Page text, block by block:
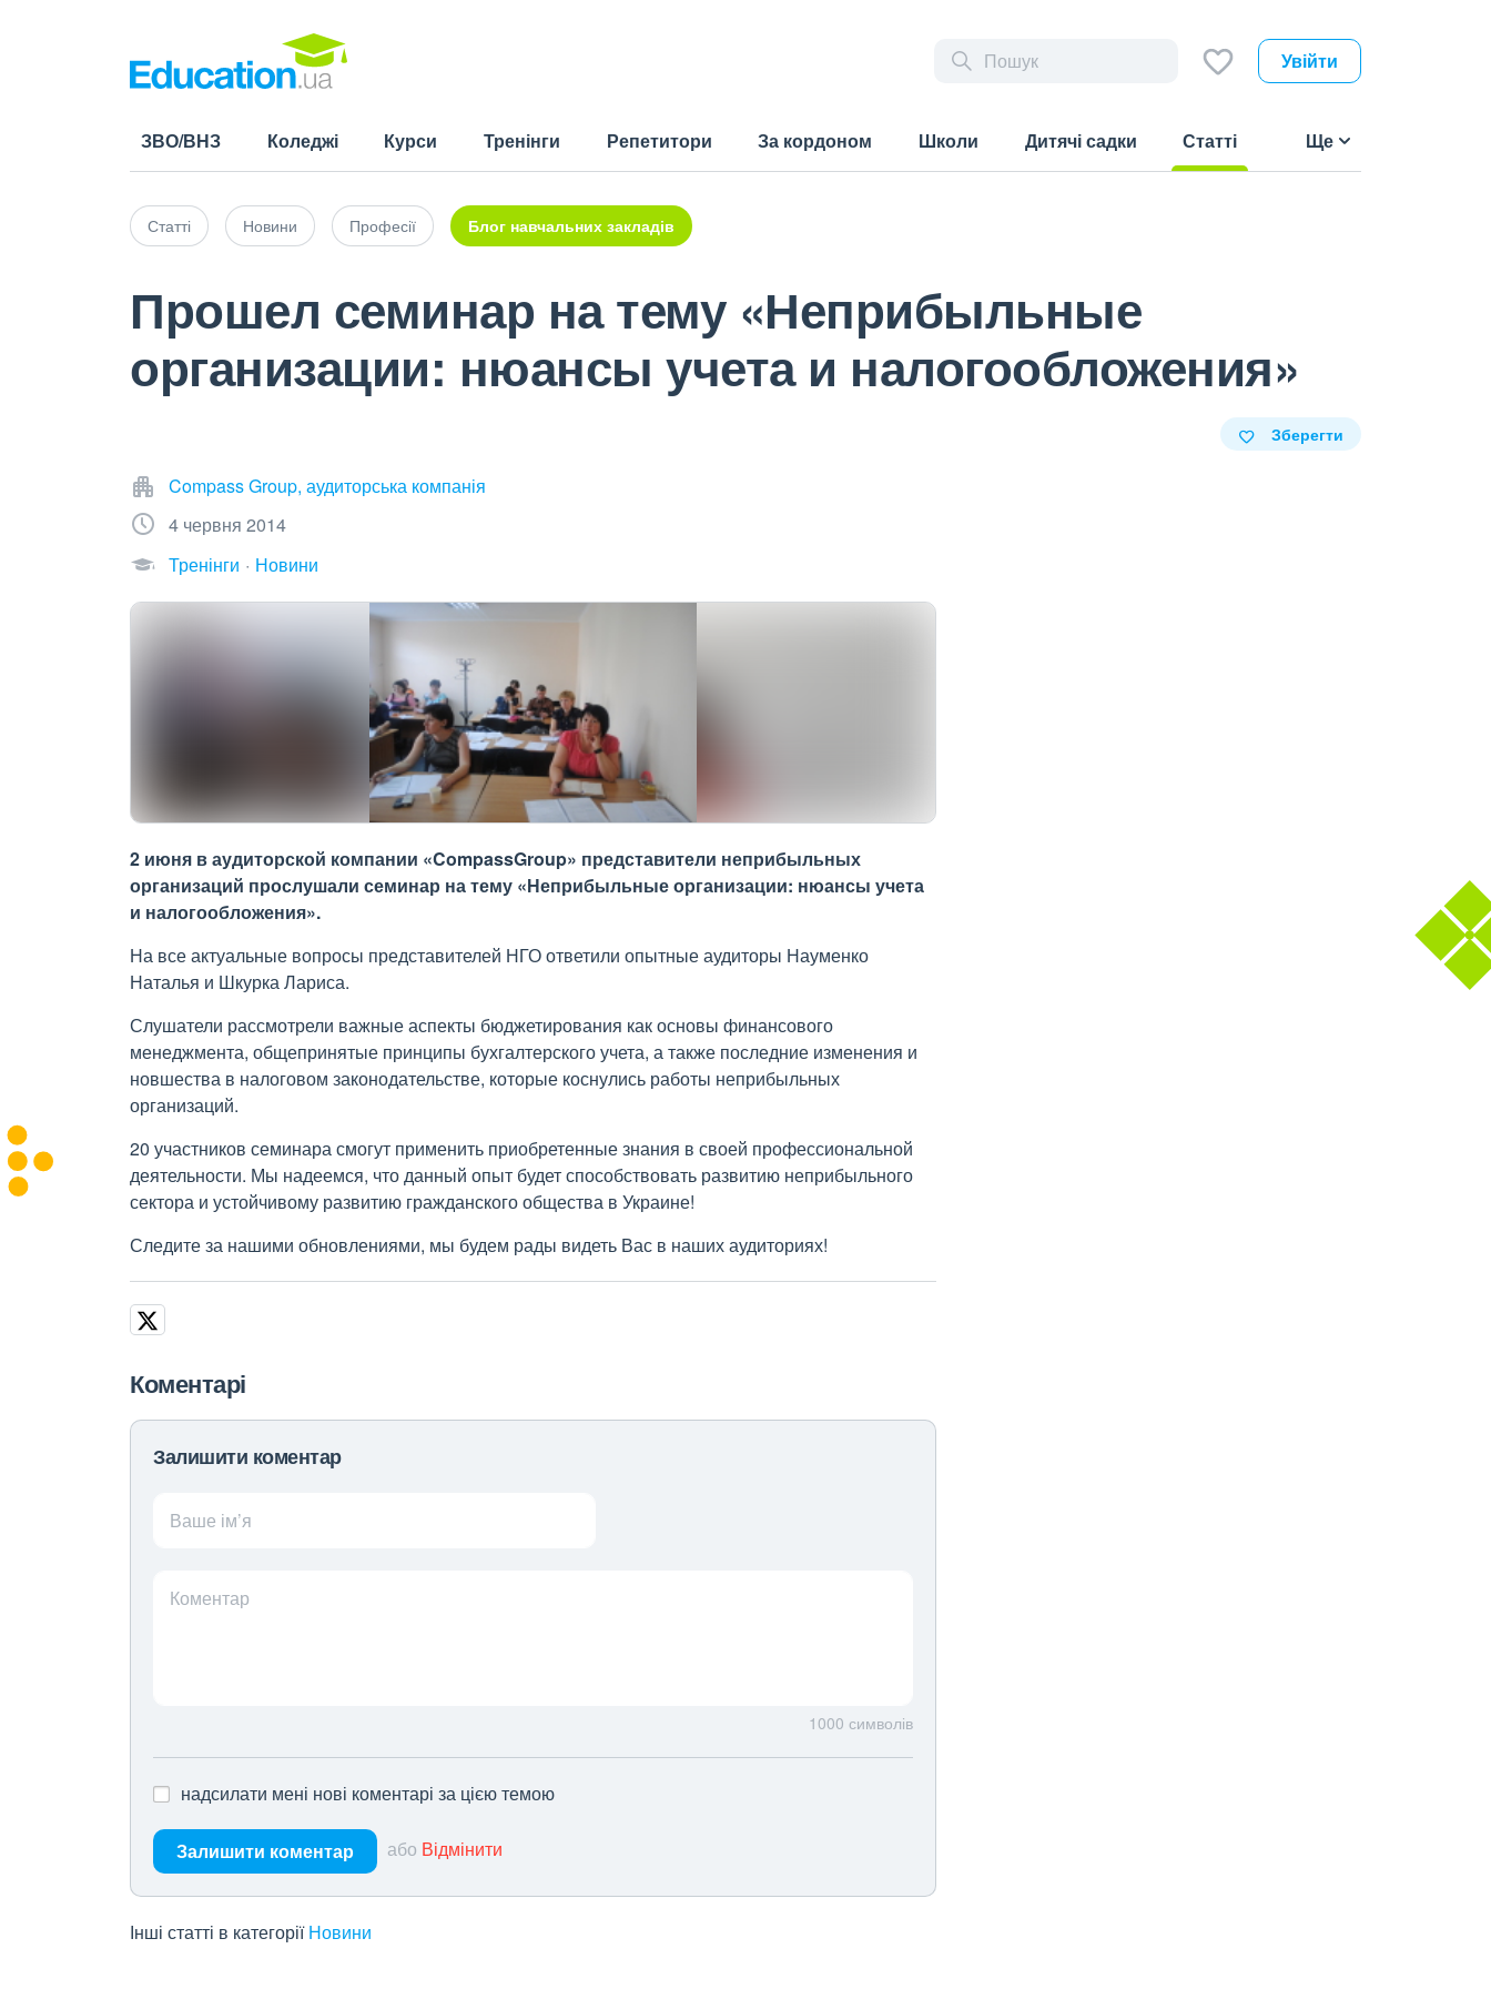
Увійти
ЗВО/ВНЗ Коледжі Курси Тренінги Репетитори За кордоном Школи Дитячі садки
Статті
Ще
Статті Новини Професії Блог навчальних закладів
Прошел семинар на тему «Неприбыльные
организации: нюансы учета и налогообложения»
Зберегти
Compass Group, аудиторська компанія
4 червня 2014
Тренінги
Новини
2 июня в аудиторской компании «CompassGroup» представители неприбыльных
организаций прослушали семинар на тему «Неприбыльные организации: нюансы учета
и налогообложения».
На все актуальные вопросы представителей НГО ответили опытные аудиторы Науменко
Наталья и Шкурка Лариса.
Слушатели рассмотрели важные аспекты бюджетирования как основы финансового
менеджмента, общепринятые принципы бухгалтерского учета, а также последние изменения и
новшества в налоговом законодательстве, которые коснулись работы неприбыльных
организаций.
20 участников семинара смогут применить приобретенные знания в своей профессиональной
деятельности. Мы надеемся, что данный опыт будет способствовать развитию неприбыльного
сектора и устойчивому развитию гражданского общества в Украине!
Следите за нашими обновлениями, мы будем рады видеть Вас в наших аудиториях!
Коментарі
Залишити коментар
Ваше ім’я
Коментар
1000 символів
надсилати мені нові коментарі за цією темою
Залишити коментар або Відмінити
Інші статті в категорії Новини